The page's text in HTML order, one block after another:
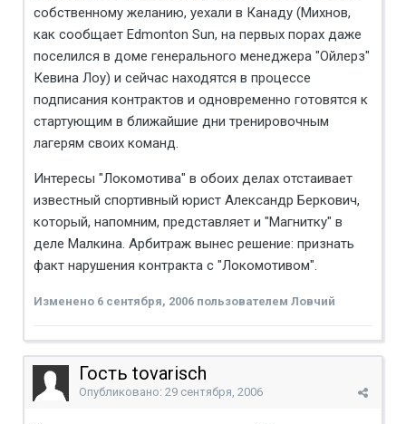
собственному желанию, уехали в Канаду (Михнов,
как сообщает Edmonton Sun, на первых порах даже
поселился в доме генерального менеджера "Ойлерз"
Кевина Лоу) и сейчас находятся в процессе
подписания контрактов и одновременно готовятся к
стартующим в ближайшие дни тренировочным
лагерям своих команд.
Интересы "Локомотива" в обоих делах отстаивает
известный спортивный юрист Александр Беркович,
который, напомним, представляет и "Магнитку" в
деле Малкина. Арбитраж вынес решение: признать
факт нарушения контракта с "Локомотивом".
Изменено 6 сентября, 2006 пользователем Ловчий
Гость tovarisch
Опубликовано: 29 сентября, 2006